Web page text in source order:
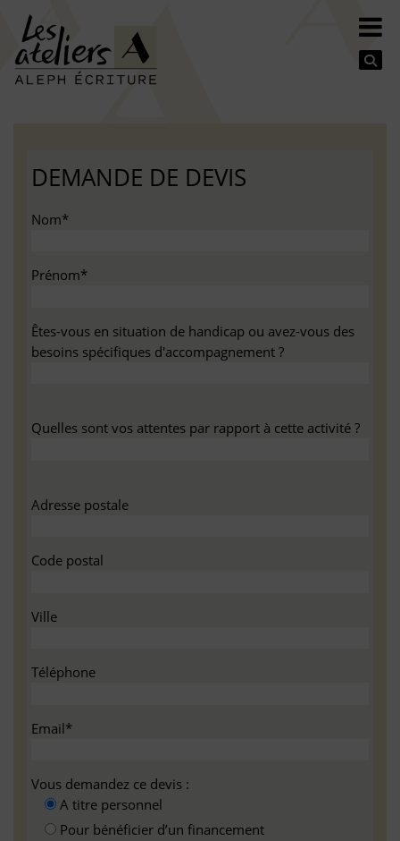
DEMANDE DE DEVIS
Nom*
Prénom*
Êtes-vous en situation de handicap ou avez-vous des
besoins spécifiques d'accompagnement ?
Quelles sont vos attentes par rapport à cette activité ?
Adresse postale
Code postal
Ville
Téléphone
Email*
Vous demandez ce devis :
A titre personnel
Pour bénéficier d’un financement